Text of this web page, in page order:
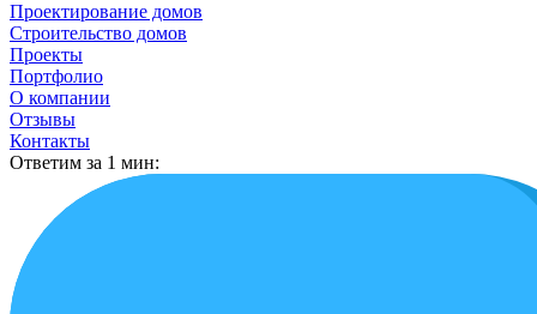
Проектирование домов
Строительство домов
Проекты
Портфолио
О компании
Отзывы
Контакты
Ответим за 1 мин: